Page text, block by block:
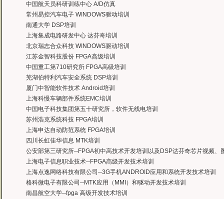
中国航天员科研训练中心 A/D仿真
常州易控汽车电子 WINDOWS驱动培训
南通大学 DSP培训
上海集成电路研发中心 达芬奇培训
北京瑞志合众科技 WINDOWS驱动培训
江苏金智科技股份 FPGA高级培训
中国重工第710研究所 FPGA高级培训
芜湖伯特利汽车安全系统 DSP培训
厦门中智能软件技术 Android培训
上海科慢车辆部件系统EMC培训
中国电子科技集团第五十研究所，软件无线电培训
苏州浩克系统科技 FPGA培训
上海申达自动防范系统 FPGA培训
四川长虹佳华信息 MTK培训
公安部第三研究所--FPGA初中高技术开发培训以及DSP达芬奇芯片视频、
上海电子信息职业技术--FPGA高级开发技术培训
上海点逸网络科技有限公司--3G手机ANDROID应用和系统开发技术培训
格科微电子有限公司--MTK应用（MMI）和驱动开发技术培训
南昌航空大学--fpga 高级开发技术培训